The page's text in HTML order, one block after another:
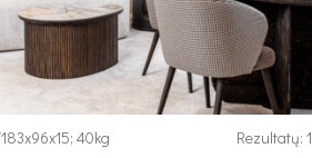
183x96x15; 40kg Rezultatų: 1